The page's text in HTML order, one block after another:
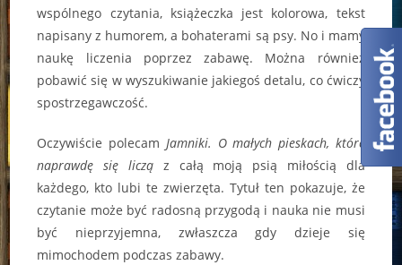
wspólnego czytania, książeczka jest kolorowa, tekst
napisany z humorem, a bohaterami są psy. No i mamy
naukę liczenia poprzez zabawę. Można również
pobawić się w wyszukiwanie jakiegoś detalu, co ćwiczy
spostrzegawczość.
Oczywiście polecam Jamniki. O małych pieskach, które
naprawdę się licząz całą moją psią miłością dla
każdego, kto lubi te zwierzęta. Tytuł ten pokazuje, że
czytanie może być radosną przygodą i nauka nie musi
być nieprzyjemna, zwłaszcza gdy dzieje się
mimochodem podczas zabawy.